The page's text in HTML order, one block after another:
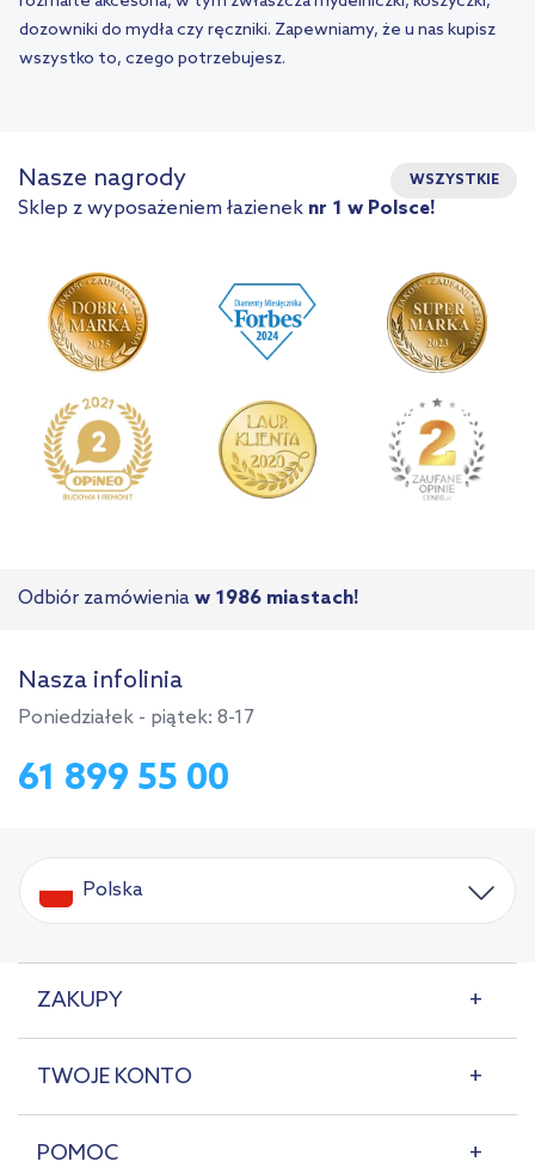
dozowniki do mydła czy ręczniki. Zapewniamy, że u nas kupisz
wszystko to, czego potrzebujesz.
Nasze nagrody WSZYSTKIE
Sklep z wyposażeniem łazienek nr 1 w Polsce!
Odbiór zamówienia w 1986 miastach!
Nasza infolinia
Poniedziałek - piątek: 8-17
61 899 55 00
Polska
ZAKUPY
TWOJE KONTO
POMOC